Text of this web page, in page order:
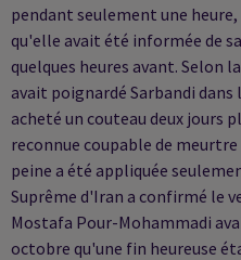
pendant seulement une
qu'elle avait été informée de
quelques heures avant. Selon
avait poignardé Sarbandi dans
acheté un couteau deux jours
reconnue coupable de
peine a été appliquée
Suprême d'Iran a confirmé le
Mostafa Pour-Mohammadi
octobre qu'une fin heureuse